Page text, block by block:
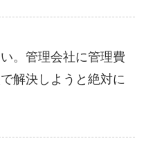
。管理会社に管理費
解決しようと絶対に